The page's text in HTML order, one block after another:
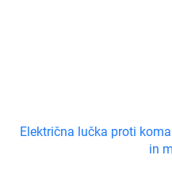
Električna lučka proti
in